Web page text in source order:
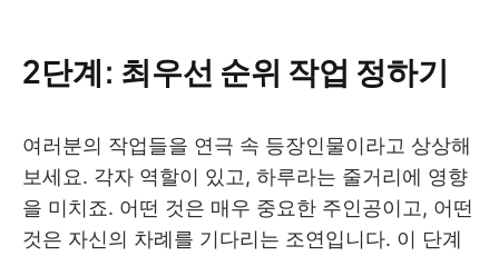
2단계: 최우선 순위 작업 정하기
여러분의 작업들을 연극 속 등장인물이라고 상상해
보세요. 각자 역할이 있고, 하루라는 줄거리에 영향
을 미치죠. 어떤 것은 매우 중요한 주인공이고, 어떤
것은 자신의 차례를 기다리는 조연입니다. 이 단계